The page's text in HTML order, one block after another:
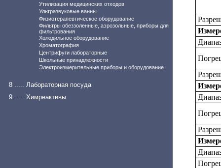
Утилизация медицинских отходов
Ультразвуковые ванны
Физиотерапевтическое оборудование
Фильтры обеззоленные, аэрозольные, приборы для
фильтрования
Холодильное оборудование
Хроматография
Центрифуги лабораторные
Школьные принадлежности
Электроизмерительные приборы и оборудование
8 ..... Лабораторная посуда
9 ..... Химреактивы